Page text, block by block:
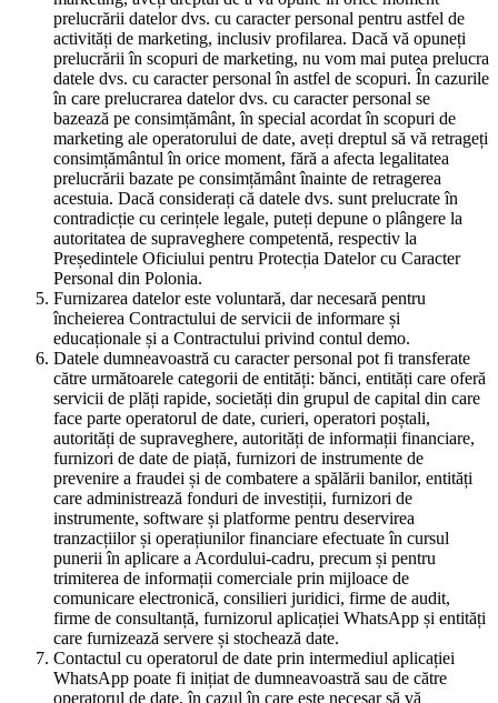
prelucrării datelor dvs. cu caracter personal pentru astfel de
activități de marketing, inclusiv profilarea. Dacă vă opuneți
prelucrării în scopuri de marketing, nu vom mai putea prelucra
datele dvs. cu caracter personal în astfel de scopuri. În cazurile
în care prelucrarea datelor dvs. cu caracter personal se
bazează pe consimțământ, în special acordat în scopuri de
marketing ale operatorului de date, aveți dreptul să vă retrageți
consimțământul în orice moment, fără a afecta legalitatea
prelucrării bazate pe consimțământ înainte de retragerea
acestuia. Dacă considerați că datele dvs. sunt prelucrate în
contradicție cu cerințele legale, puteți depune o plângere la
autoritatea de supraveghere competentă, respectiv la
Președintele Oficiului pentru Protecția Datelor cu Caracter
Personal din Polonia.
Furnizarea datelor este voluntară, dar necesară pentru
încheierea Contractului de servicii de informare și
educaționale și a Contractului privind contul demo.
Datele dumneavoastră cu caracter personal pot fi transferate
către următoarele categorii de entități: bănci, entități care oferă
servicii de plăți rapide, societăți din grupul de capital din care
face parte operatorul de date, curieri, operatori poștali,
autorități de supraveghere, autorități de informații financiare,
furnizori de date de piață, furnizori de instrumente de
prevenire a fraudei și de combatere a spălării banilor, entități
care administrează fonduri de investiții, furnizori de
instrumente, software și platforme pentru deservirea
tranzacțiilor și operațiunilor financiare efectuate în cursul
punerii în aplicare a Acordului-cadru, precum și pentru
trimiterea de informații comerciale prin mijloace de
comunicare electronică, consilieri juridici, firme de audit,
firme de consultanță, furnizorul aplicației WhatsApp și entități
care furnizează servere și stochează date.
Contactul cu operatorul de date prin intermediul aplicației
WhatsApp poate fi inițiat de dumneavoastră sau de către
operatorul de date, în cazul în care este necesar să vă